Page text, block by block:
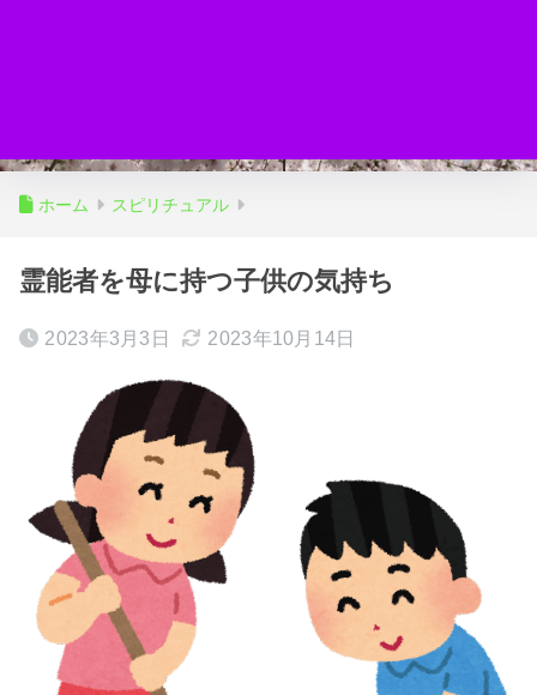
ホーム スピリチュアル
霊能者を母に持つ子供の気持ち
2023年3月3日 2023年10月14日